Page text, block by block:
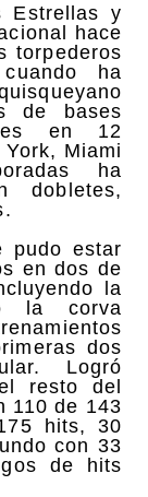
Estrellas y
hace
torpederos
ha
de bases
en 12
Miami
ha
dobletes,
pudo estar
en dos de
la
la corva
dos
Logró
resto del
110 de 143
hits, 30
con 33
de hits